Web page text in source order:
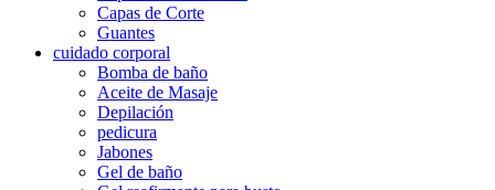
Capas de Corte
Guantes
cuidado corporal
Bomba de baño
Aceite de Masaje
Depilación
pedicura
Jabones
Gel de baño